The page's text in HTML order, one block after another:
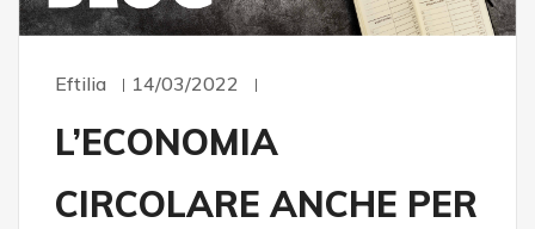
Eftilia 14/03/2022
L’ECONOMIA
CIRCOLARE ANCHE PER